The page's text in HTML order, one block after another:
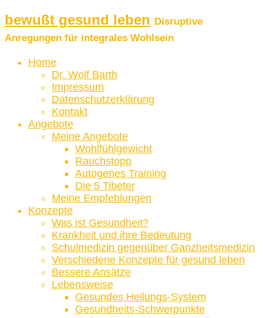
bewußt gesund leben Disruptive
Anregungen für integrales Wohlsein
Home
Dr. Wolf Barth
Impressum
Datenschutzerklärung
Kontakt
Angebote
Meine Angebote
Wohlfühlgewicht
Rauchstopp
Autogenes Training
Die 5 Tibeter
Meine Empfehlungen
Konzepte
Was ist Gesundheit?
Krankheit und ihre Bedeutung
Schulmedizin gegenüber Ganzheitsmedizin
Verschiedene Konzepte für gesund leben
Bessere Ansätze
Lebensweise
Gesundes Heilungs-System
Gesundheits-Schwerpunkte